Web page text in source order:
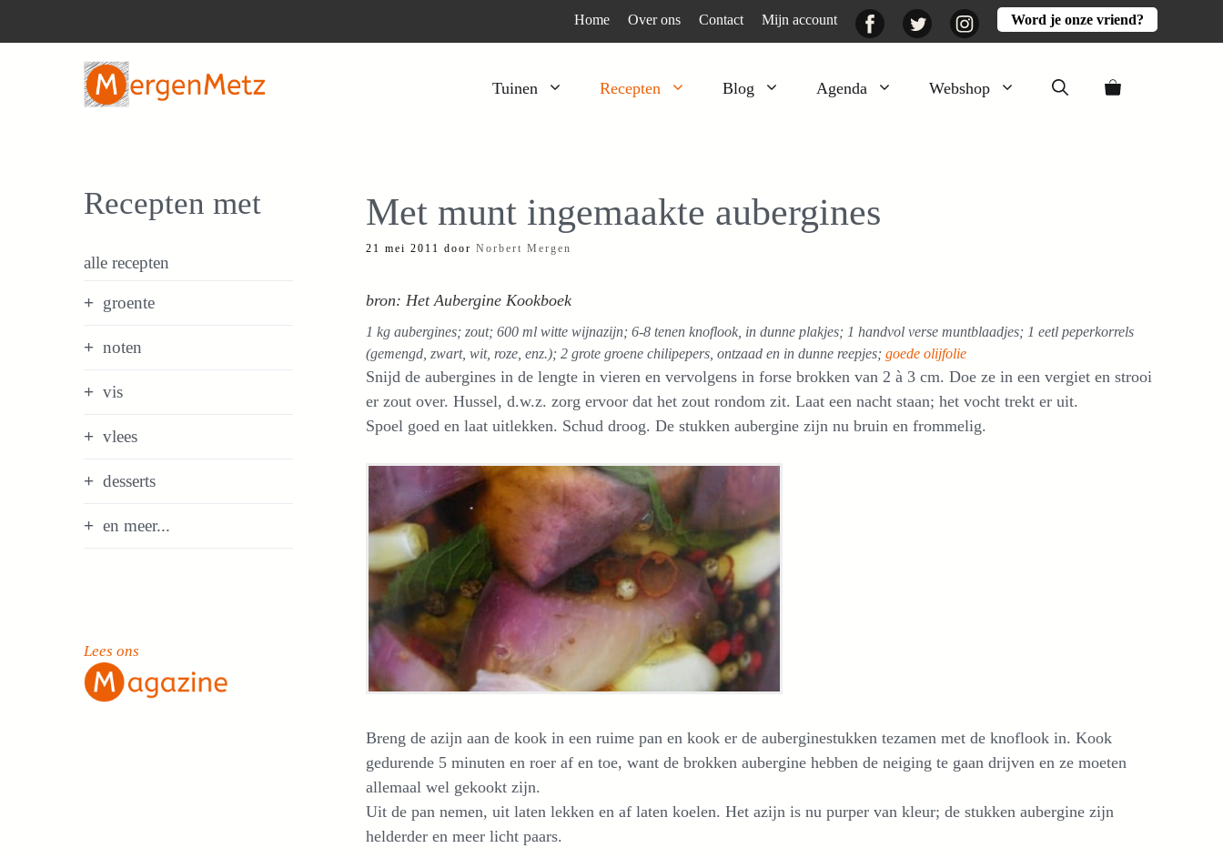
Home Over ons Contact Mijn account FacebookTwitter InstagramWord je onze vriend?
Tuinen Recepten Blog Agenda Webshop
Kruiden
Moestuin
Peulgroenten
Bladgroenten
Met munt ingemaakte aubergines
21 mei 2011 door Norbert Mergen
bron: Het Aubergine Kookboek
1 kg aubergines; zout; 600 ml witte wijnazijn; 6-8 tenen knoflook, in dunne plakjes; 1 handvol verse muntblaadjes; 1 eetl peperkorrels
(gemengd, zwart, wit, roze, enz.); 2 grote groene chilipepers, ontzaad en in dunne reepjes; goede olijfolie
Snijd de aubergines in de lengte in vieren en vervolgens in forse brokken van 2 à 3 cm. Doe ze in een vergiet en strooi
er zout over. Hussel, d.w.z. zorg ervoor dat het zout rondom zit. Laat een nacht staan; het vocht trekt er uit.
Spoel goed en laat uitlekken. Schud droog. De stukken aubergine zijn nu bruin en frommelig.
Breng de azijn aan de kook in een ruime pan en kook er de auberginestukken tezamen met de knoflook in. Kook
gedurende 5 minuten en roer af en toe, want de brokken aubergine hebben de neiging te gaan drijven en ze moeten
allemaal wel gekookt zijn.
Uit de pan nemen, uit laten lekken en af laten koelen. Het azijn is nu purper van kleur; de stukken aubergine zijn
helderder en meer licht paars.
Recepten met
alle recepten
groente
noten
vis
vlees
desserts
en meer...
Lees ons